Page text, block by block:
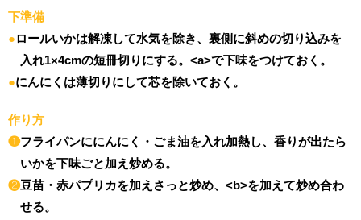
下準備
ロールいかは解凍して水気を除き、裏側に斜めの切り込みを
入れ1×4cmの短冊切りにする。<a>で下味をつけておく。
にんにくは薄切りにして芯を除いておく。
作り方
❶フライパンににんにく・ごま油を入れ加熱し、香りが出たら
いかを下味ごと加え炒める。
❷豆苗・赤パプリカを加えさっと炒め、<b>を加えて炒め合わ
せる。